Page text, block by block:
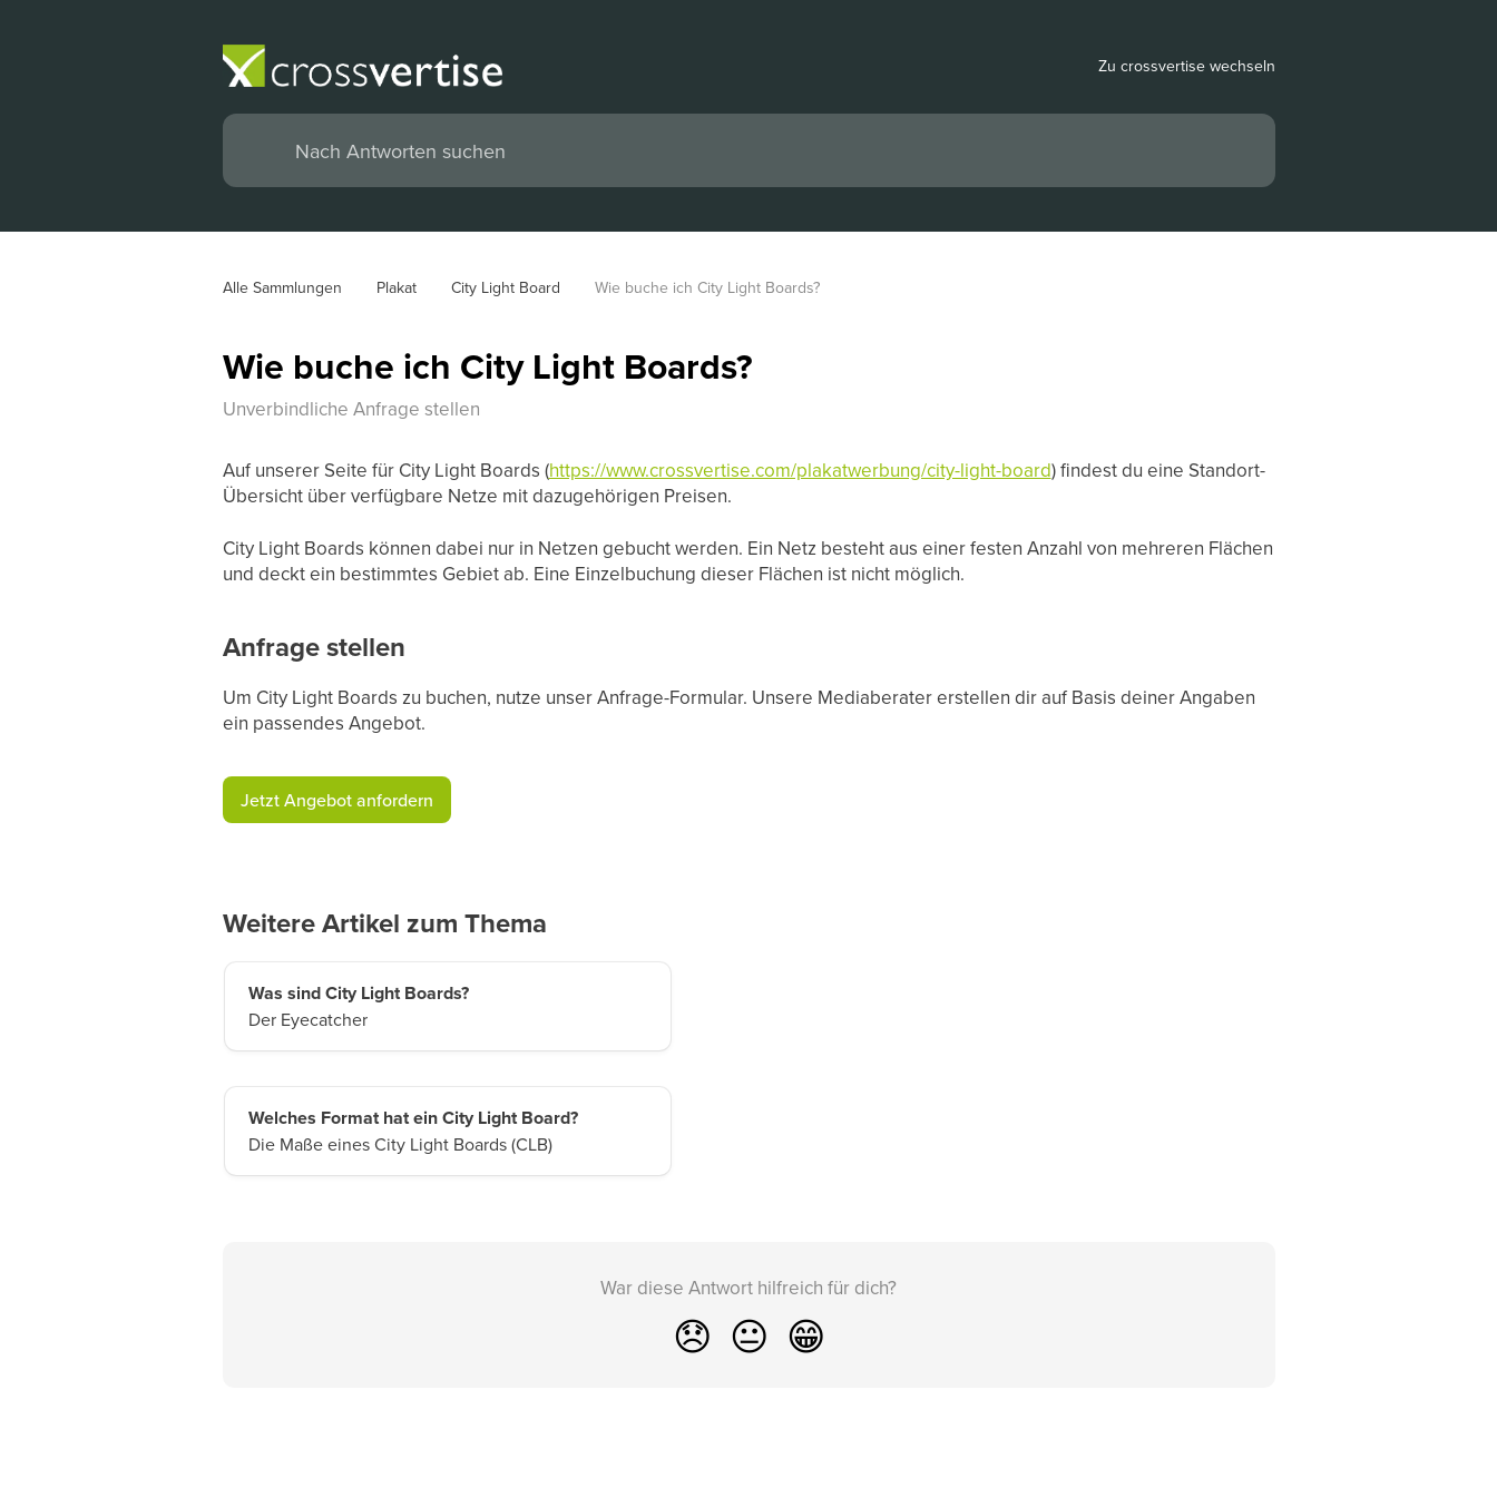
Zu crossvertise wechseln
Alle Sammlungen Plakat City Light Board Wie buche ich City Light Boards?
Wie buche ich City Light Boards?
Unverbindliche Anfrage stellen
Auf unserer Seite für City Light Boards (https://www.crossvertise.com/plakatwerbung/city-light-board) findest du eine Standort-
Übersicht über verfügbare Netze mit dazugehörigen Preisen.
City Light Boards können dabei nur in Netzen gebucht werden. Ein Netz besteht aus einer festen Anzahl von mehreren Flächen
und deckt ein bestimmtes Gebiet ab. Eine Einzelbuchung dieser Flächen ist nicht möglich.
Anfrage stellen
Um City Light Boards zu buchen, nutze unser Anfrage-Formular. Unsere Mediaberater erstellen dir auf Basis deiner Angaben
ein passendes Angebot.
​Jetzt Angebot anfordern​
Weitere Artikel zum Thema
Was sind City Light Boards?
Der Eyecatcher
Welches Format hat ein City Light Board?
Die Maße eines City Light Boards (CLB)
War diese Antwort hilfreich für dich?
😞 😐 😁